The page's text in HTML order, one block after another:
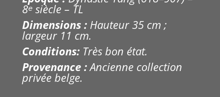
8ᵉ siècle – TL
Dimensions :Hauteur 35 cm ;
largeur 11 cm.
Conditions:Très bon état.
Provenance :Ancienne collection
privée belge.